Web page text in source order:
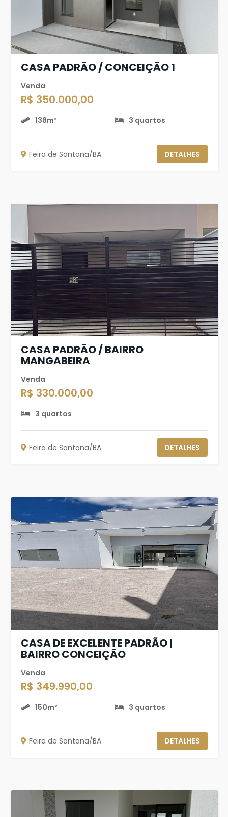
CASA PADRÃO / CONCEIÇÃO 1
Venda
R$ 350.000,00
138m² 3 quartos
Feira de Santana/BA DETALHES
CASA PADRÃO / BAIRRO
MANGABEIRA
Venda
R$ 330.000,00
3 quartos
Feira de Santana/BA DETALHES
CASA DE EXCELENTE PADRÃO |
BAIRRO CONCEIÇÃO
Venda
R$ 349.990,00
150m² 3 quartos
Feira de Santana/BA DETALHES